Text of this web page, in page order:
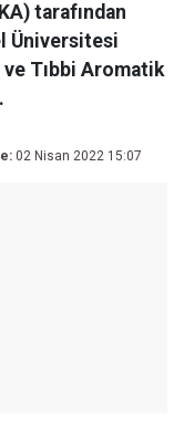
tarafından
Üniversitesi
Tıbbi Aromatik
02 Nisan 2022 15:07